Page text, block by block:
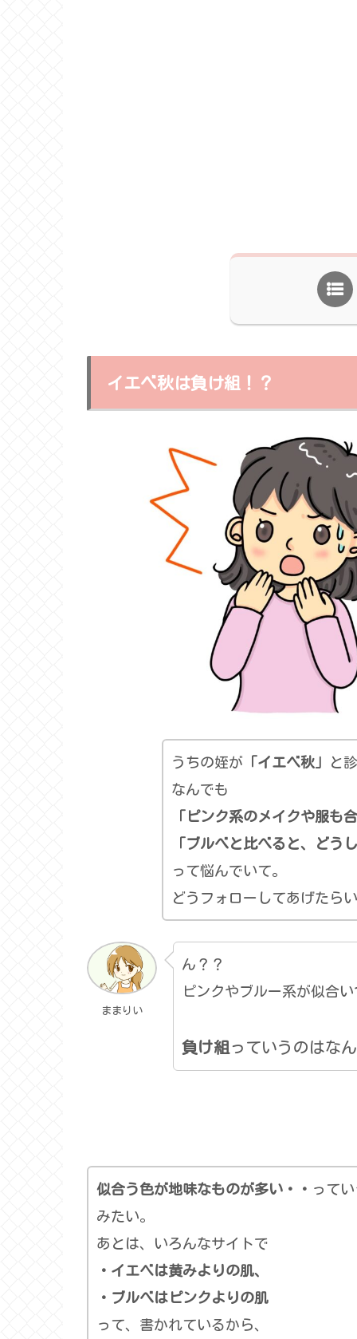
イエベ秋は負け組！？
うちの姪が 「イエベ秋」
と
なんでも
「ピンク系のメイクや服も
「ブルべと比べると、どう
って悩んでいて。
どうフォローしてあげたら
ままりい
ん？？
ピンクやブルー系が似合
負け組 っていうのはな
似合う色が地味なものが多い・・ って
みたい。
あとは、いろんなサイトで
・イエベは黄みよりの肌、
・ブルべはピンクよりの肌
って、書かれているから、